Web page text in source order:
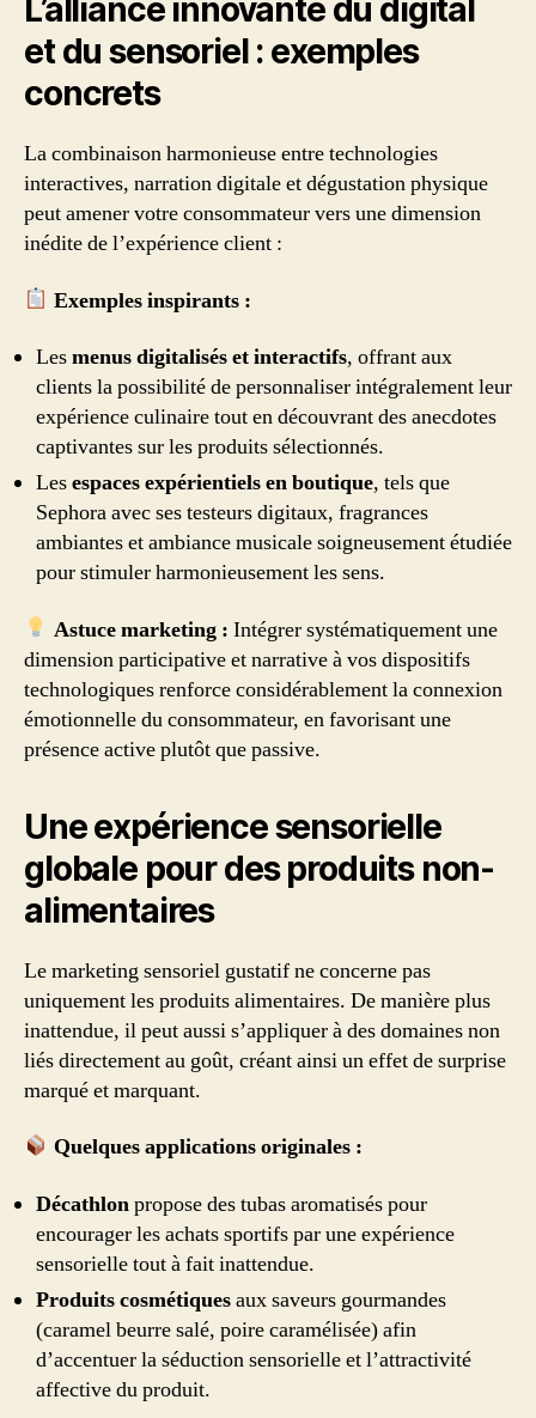
L’alliance innovante du digital
et du sensoriel : exemples
concrets
La combinaison harmonieuse entre technologies
interactives, narration digitale et dégustation physique
peut amener votre consommateur vers une dimension
inédite de l’expérience client :
Exemples inspirants :
Lesmenus digitalisés et interactifs, offrant aux
clients la possibilité de personnaliser intégralement leur
expérience culinaire tout en découvrant des anecdotes
captivantes sur les produits sélectionnés.
Lesespaces expérientiels en boutique, tels que
Sephora avec ses testeurs digitaux, fragrances
ambiantes et ambiance musicale soigneusement étudiée
pour stimuler harmonieusement les sens.
Astuce marketing : Intégrer systématiquement une
dimension participative et narrative à vos dispositifs
technologiques renforce considérablement la connexion
émotionnelle du consommateur, en favorisant une
présence active plutôt que passive.
Une expérience sensorielle
globale pour des produits non-
alimentaires
Le marketing sensoriel gustatif ne concerne pas
uniquement les produits alimentaires. De manière plus
inattendue, il peut aussi s’appliquer à des domaines non
liés directement au goût, créant ainsi un effet de surprise
marqué et marquant.
Quelques applications originales :
Décathlonpropose des tubas aromatisés pour
encourager les achats sportifs par une expérience
sensorielle tout à fait inattendue.
Produits cosmétiquesaux saveurs gourmandes
(caramel beurre salé, poire caramélisée) afin
d’accentuer la séduction sensorielle et l’attractivité
affective du produit.